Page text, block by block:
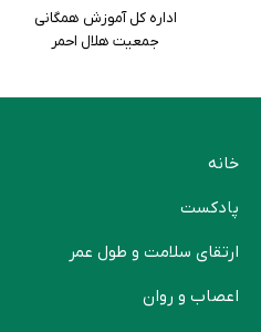
اداره کل آموزش همگانی
جمعیت هلال احمر
خانه
پادکست
ارتقای سلامت و طول عمر
اعصاب و روان